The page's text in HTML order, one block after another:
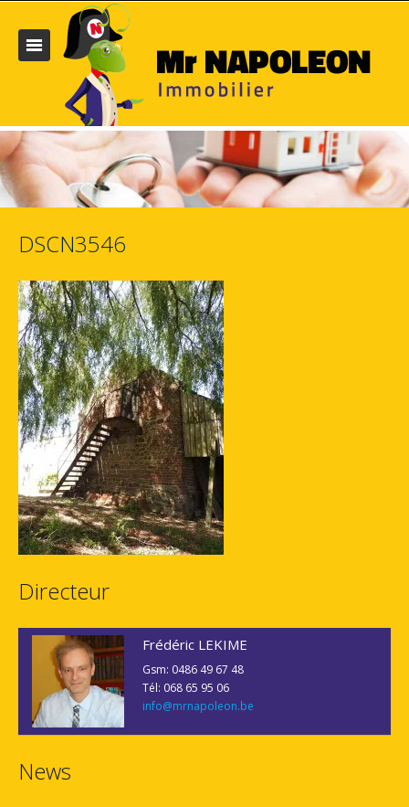
DSCN3546
Directeur
Frédéric LEKIME
Gsm: 0486 49 67 48
Tél: 068 65 95 06
info@mrnapoleon.be
News